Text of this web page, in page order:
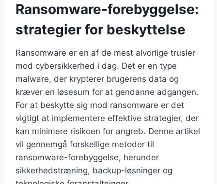
Ransomware-forebyggelse:
strategier for beskyttelse
Ransomware er en af de mest alvorlige trusler
mod cybersikkerhed i dag. Det er en type
malware, der krypterer brugerens data og
kræver en løsesum for at gendanne adgangen.
For at beskytte sig mod ransomware er det
vigtigt at implementere effektive strategier, der
kan minimere risikoen for angreb. Denne artikel
vil gennemgå forskellige metoder til
ransomware-forebyggelse, herunder
sikkerhedstræning, backup-løsninger og